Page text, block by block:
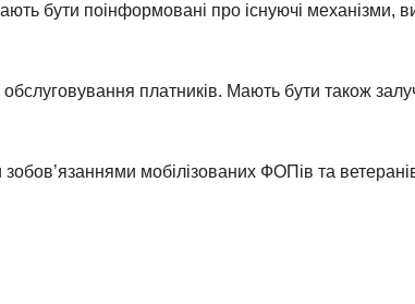
бути поінформовані про існуючі механізми,
платників. Мають бути також
мобілізованих ФОПів та